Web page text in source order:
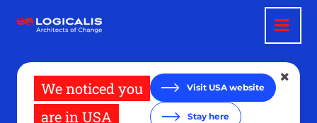
contenido
We noticed you
are in USA
Visit USA website
Stay here